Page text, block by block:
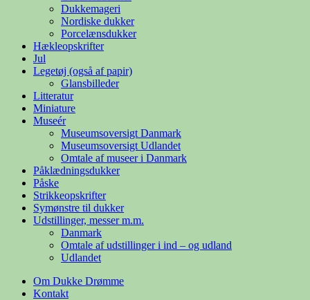
Dukkemageri
Nordiske dukker
Porcelænsdukker
Hækleopskrifter
Jul
Legetøj (også af papir)
Glansbilleder
Litteratur
Miniature
Museér
Museumsoversigt Danmark
Museumsoversigt Udlandet
Omtale af museer i Danmark
Påklædningsdukker
Påske
Strikkeopskrifter
Symønstre til dukker
Udstillinger, messer m.m.
Danmark
Omtale af udstillinger i ind – og udland
Udlandet
Om Dukke Drømme
Kontakt